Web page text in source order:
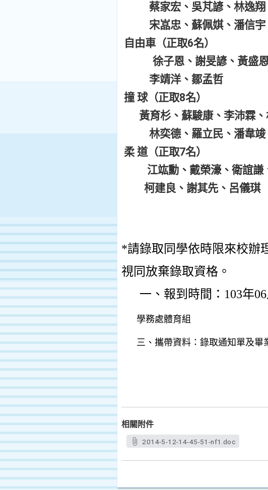
蔡家宏、吳芃諺、 林逸
宋嵓忠、蘇佩娸、潘信宇
自由車（正取6名）
徐子恩、謝旻諺、黃盛
李靖洋、鄒孟哲
撞 球（正取8名）
黃育杉、蘇駿康、李沛霖
林奕德、羅立民、潘韋
柔 道（正取7名）
江竑勳、戴榮濠、衛誼謙
柯建良、謝其先、呂儀琪
*請錄取同學依時限來校辦
視同放棄錄取資格。
一、報到時間： 103年06
學務處體育組
三、攜帶資料：錄取通知單及畢
相關附件
2014-5-12-14-45-51-nf1.doc